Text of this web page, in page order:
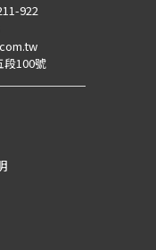
922
段100號